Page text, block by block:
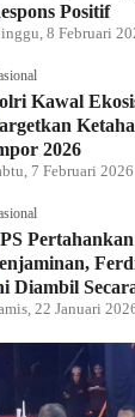
Positif
8 Februari
Kawal
2026
7 Februari 2026
Diambil
22 Januari